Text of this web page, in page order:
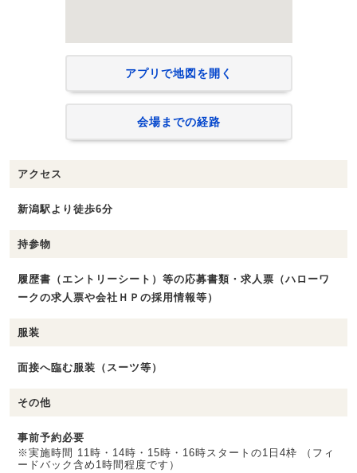
アプリで地図を開く
会場までの経路
アクセス
新潟駅より徒歩6分
持参物
履歴書（エントリーシート）等の応募書類・求人票（ハローワ
ークの求人票や会社ＨＰの採用情報等）
服装
面接へ臨む服装（スーツ等）
その他
事前予約必要
※実施時間 11時・14時・15時・16時スタートの1日4枠 （フィ
ードバック含め1時間程度です）